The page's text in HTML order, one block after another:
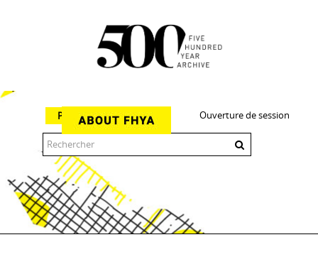
Ouverture de session
Parcourir